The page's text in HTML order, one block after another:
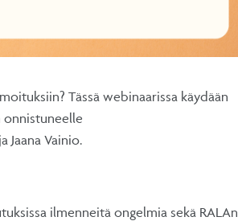
Tässä webinaarissa käydään
onnistuneelle
Jaana Vainio.
ilmenneitä ongelmia sekä RALAn